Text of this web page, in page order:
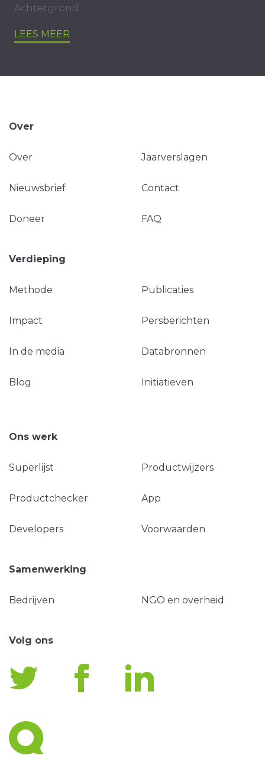
Achtergrond
LEES MEER
Over
Over Jaarverslagen
Nieuwsbrief Contact
Doneer FAQ
Verdieping
Methode Publicaties
Impact Persberichten
In de media Databronnen
Blog Initiatieven
Ons werk
Superlijst Productwijzers
Productchecker App
Developers Voorwaarden
Samenwerking
Bedrijven NGO en overheid
Volg ons